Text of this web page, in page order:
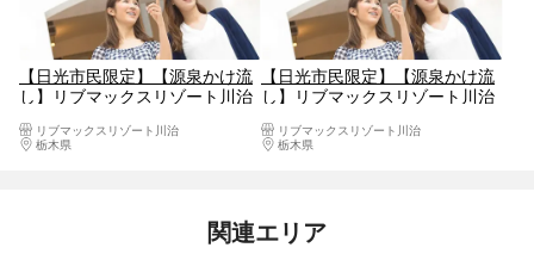
【日光市民限定】【源泉かけ流
し】リブマックスリゾート川治
リブマックスリゾート川治
栃木県
日光・霧降高原・奥日光・中禅寺湖・今市
【日光市民限定】【源泉かけ流
し】リブマックスリゾート川治
ル）リブマックスリゾート川治
栃木県
関連エリア